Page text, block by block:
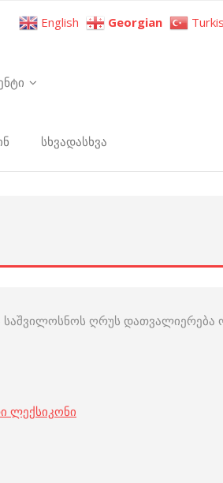
სხვადასხვა
საშვილოსნოს ღრუს დათვალიერება
ლექსიკონი
English Georgian